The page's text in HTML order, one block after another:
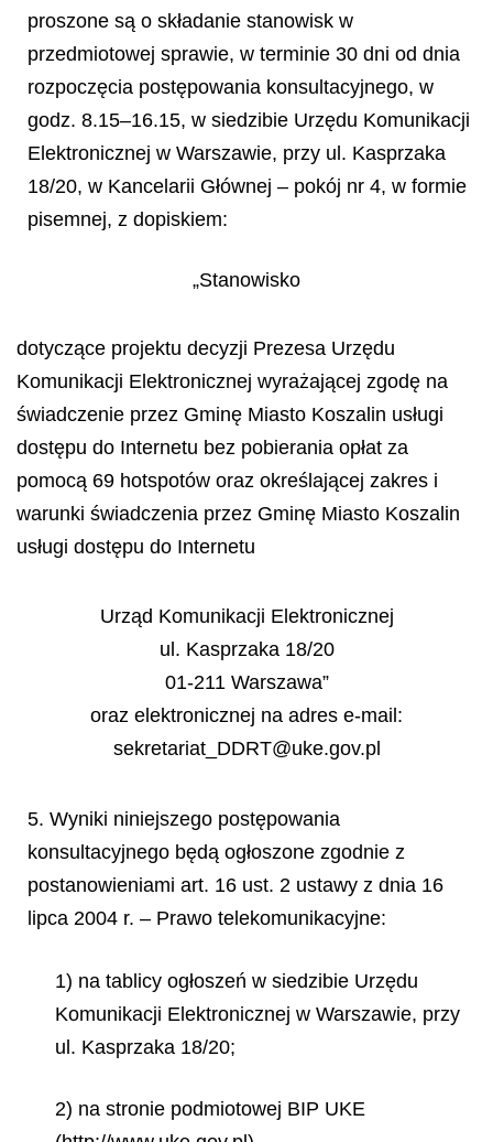
proszone są o składanie stanowisk w
przedmiotowej sprawie, w terminie 30 dni od dnia
rozpoczęcia postępowania konsultacyjnego, w
godz. 8.15–16.15, w siedzibie Urzędu Komunikacji
Elektronicznej w Warszawie, przy ul. Kasprzaka
18/20, w Kancelarii Głównej – pokój nr 4, w formie
pisemnej, z dopiskiem:
„Stanowisko
dotyczące projektu decyzji Prezesa Urzędu
Komunikacji Elektronicznej wyrażającej zgodę na
świadczenie przez Gminę Miasto Koszalin usługi
dostępu do Internetu bez pobierania opłat za
pomocą 69 hotspotów oraz określającej zakres i
warunki świadczenia przez Gminę Miasto Koszalin
usługi dostępu do Internetu
Urząd Komunikacji Elektronicznej
ul. Kasprzaka 18/20
01-211 Warszawa”
oraz elektronicznej na adres e-mail:
sekretariat_DDRT@uke.gov.pl
5. Wyniki niniejszego postępowania
konsultacyjnego będą ogłoszone zgodnie z
postanowieniami art. 16 ust. 2 ustawy z dnia 16
lipca 2004 r. – Prawo telekomunikacyjne:
1) na tablicy ogłoszeń w siedzibie Urzędu
Komunikacji Elektronicznej w Warszawie, przy
ul. Kasprzaka 18/20;
2) na stronie podmiotowej BIP UKE